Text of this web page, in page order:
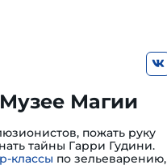
Магии
пожать руку
тайны Гарри Гудини.
классы по зельеварению,